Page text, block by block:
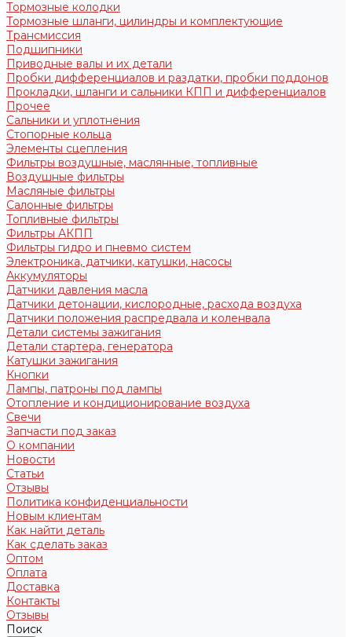
Тормозные колодки
Тормозные шланги, цилиндры и комплектующие
Трансмиссия
Подшипники
Приводные валы и их детали
Пробки дифференциалов и раздатки, пробки поддонов
Прокладки, шланги и сальники КПП и дифференциалов
Прочее
Сальники и уплотнения
Стопорные кольца
Элементы сцепления
Фильтры воздушные, маслянные, топливные
Воздушные фильтры
Масляные фильтры
Салонные фильтры
Топливные фильтры
Фильтры АКПП
Фильтры гидро и пневмо систем
Электроника, датчики, катушки, насосы
Аккумуляторы
Датчики давления масла
Датчики детонации, кислородные, расхода воздуха
Датчики положения распредвала и коленвала
Детали системы зажигания
Детали стартера, генератора
Катушки зажигания
Кнопки
Лампы, патроны под лампы
Отопление и кондиционирование воздуха
Свечи
Запчасти под заказ
О компании
Новости
Статьи
Отзывы
Политика конфиденциальности
Новым клиентам
Как найти деталь
Как сделать заказ
Оптом
Оплата
Доставка
Контакты
Отзывы
Поиск